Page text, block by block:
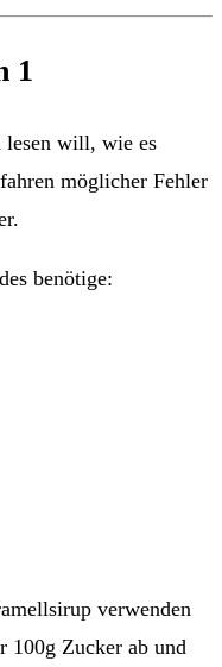
1
lesen will, wie es
möglicher Fehler
benötige:
verwenden
100g Zucker ab und